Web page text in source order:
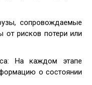
сопровождаемые
от рисков потери или
На каждом этапе
о состоянии